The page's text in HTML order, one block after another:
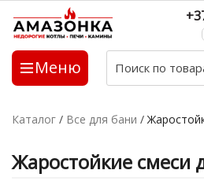
Меню
Каталог / Все для бани /
Жаростойкие смеси